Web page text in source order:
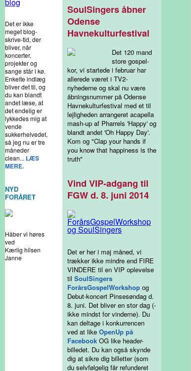
Det er ikke
meget blog-
skrive-tid, der
bliver, når
koncerter,
projekter og
sange står i kø.
Enkelte indlæg
bliver det til, og
du kan blandt
andet læse, at
det endelig er
lykkedes mig at
vende
sukkerhelvedet,
så jeg nu er tre
måneder
clean... LÆS
MERE.
NYD
FORÅRET
Håber vi høres
ved
Kærlig hilsen
Janne
SoulSingers åbner
Odense
Havnekulturfestival
Det 120 mand
store gospel-
kor, vi startede i februar har
allerede været i TV2-
nyhederne og skal nu være
åbningsnummer på Odense
Havnekulturfestival med et til
lejligheden arrangeret acapella
mash-up af Pharrels 'Happy' og
blandt andet 'Oh Happy Day'.
Kom og "Clap your hands if
you know that happiness is the
truth"
Vind VIP-adgang til
FGW d. 8. juni 2014
Det er her i maj måned, vi
trækker ikke mindre end FIRE
VINDERE til en VIP oplevelse
til SoulSingers
ForårsGospelWorkshop og
Debut-koncert Pinsesøndag d.
8. juni. Det bliver en stor dag (-
ikke mindst for vinderne). Du
kan deltage i konkurrencen
ved at like OpenUp på
Facebook OG like header-
billedet. Du kan også skynde
dig at sikre dig billetter (som
du selvfølgelig får refunderet